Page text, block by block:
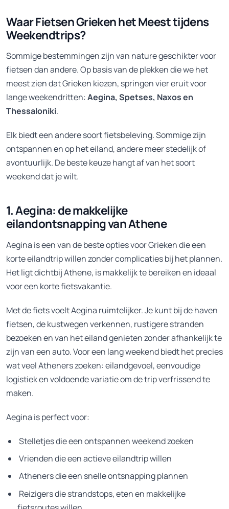
Waar Fietsen Grieken het Meest tijdens
Weekendtrips?
Sommige bestemmingen zijn van nature geschikter voor
fietsen dan andere. Op basis van de plekken die we het
meest zien dat Grieken kiezen, springen vier eruit voor
lange weekendritten:Aegina, Spetses, Naxos en
Thessaloniki.
Elk biedt een andere soort fietsbeleving. Sommige zijn
ontspannen en op het eiland, andere meer stedelijk of
avontuurlijk. De beste keuze hangt af van het soort
weekend dat je wilt.
1. Aegina: de makkelijke
eilandontsnapping van Athene
Aegina is een van de beste opties voor Grieken die een
korte eilandtrip willen zonder complicaties bij het plannen.
Het ligt dichtbij Athene, is makkelijk te bereiken en ideaal
voor een korte fietsvakantie.
Met de fiets voelt Aegina ruimtelijker. Je kunt bij de haven
fietsen, de kustwegen verkennen, rustigere stranden
bezoeken en van het eiland genieten zonder afhankelijk te
zijn van een auto. Voor een lang weekend biedt het precies
wat veel Atheners zoeken: eilandgevoel, eenvoudige
logistiek en voldoende variatie om de trip verfrissend te
maken.
Aegina is perfect voor:
Stelletjes die een ontspannen weekend zoeken
Vrienden die een actieve eilandtrip willen
Atheners die een snelle ontsnapping plannen
Reizigers die strandstops, eten en makkelijke